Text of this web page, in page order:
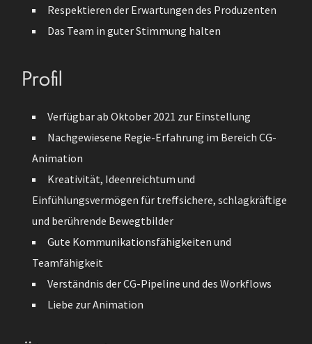
Respektieren der Erwartungen des Produzenten
Das Team in guter Stimmung halten
Profil
Verfügbar ab Oktober 2021 zur Einstellung
Nachgewiesene Regie-Erfahrung im Bereich CG-
Animation
Kreativität, Ideenreichtum und
Einfühlungsvermögen für treffsichere, schlagkräftige
und berührende Bewegtbilder
Gute Kommunikationsfähigkeiten und
Teamfähigkeit
Verständnis der CG-Pipeline und des Workflows
Liebe zur Animation